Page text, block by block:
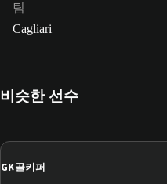
팀
Cagliari
비슷한 선수
GK골키퍼